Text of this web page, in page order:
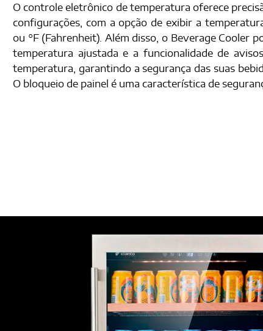
O controle eletrônico de temperatura oferece
configurações, com a opção de exibir a
ou °F (Fahrenheit). Além disso, o Beverage Cooler
temperatura ajustada e a funcionalidade de
temperatura, garantindo a segurança das suas
O bloqueio de painel é uma característica de